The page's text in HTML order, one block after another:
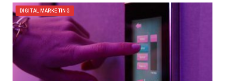
DIGITAL MARKETING